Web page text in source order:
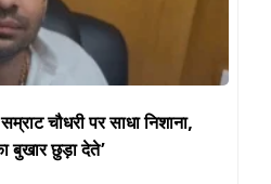
चौधरी पर साधा निशाना,
बुखार छुड़ा देते’